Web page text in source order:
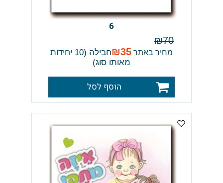
6
₪70
מחיר באתר ₪35
חבילה (10 יחידות
מאותו סוג)
הוסף לסל